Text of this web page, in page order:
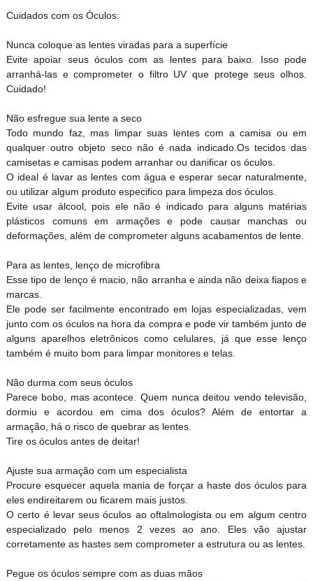
Cuidados com os Óculos:
Nunca coloque as lentes viradas para a superfície
Evite apoiar seus óculos com as lentes para baixo. Isso pode
arranhá-las e comprometer o filtro UV que protege seus olhos.
Cuidado!
Não esfregue sua lente a seco
Todo mundo faz, mas limpar suas lentes com a camisa ou em
qualquer outro objeto seco não é nada indicado.Os tecidos das
camisetas e camisas podem arranhar ou danificar os óculos.
O ideal é lavar as lentes com água e esperar secar naturalmente,
ou utilizar algum produto especifico para limpeza dos óculos.
Evite usar álcool, pois ele não é indicado para alguns matérias
plásticos comuns em armações e pode causar manchas ou
deformações, além de comprometer alguns acabamentos de lente.
Para as lentes, lenço de microfibra
Esse tipo de lenço é macio, não arranha e ainda não deixa fiapos e
marcas.
Ele pode ser facilmente encontrado em lojas especializadas, vem
junto com os óculos na hora da compra e pode vir também junto de
alguns aparelhos eletrônicos como celulares, já que esse lenço
também é muito bom para limpar monitores e telas.
Não durma com seus óculos
Parece bobo, mas acontece. Quem nunca deitou vendo televisão,
dormiu e acordou em cima dos óculos? Além de entortar a
armação, há o risco de quebrar as lentes.
Tire os óculos antes de deitar!
Ajuste sua armação com um especialista
Procure esquecer aquela mania de forçar a haste dos óculos para
eles endireitarem ou ficarem mais justos.
O certo é levar seus óculos ao oftalmologista ou em algum centro
especializado pelo menos 2 vezes ao ano. Eles vão ajustar
corretamente as hastes sem comprometer a estrutura ou as lentes.
Pegue os óculos sempre com as duas mãos